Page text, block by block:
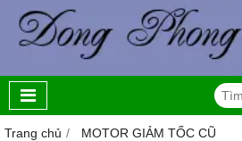
Trang chủ
MOTOR GIẢM TỐC CŨ